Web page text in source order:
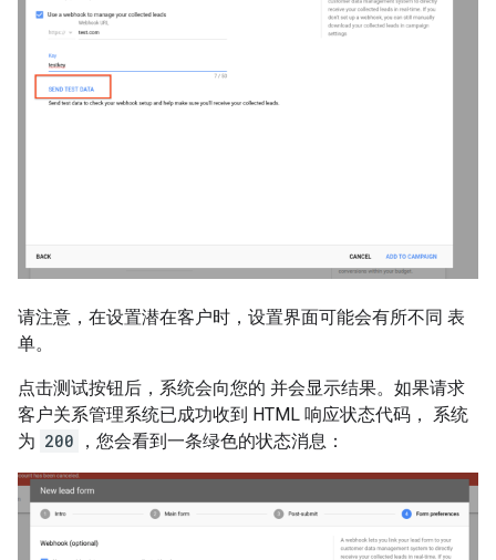
请注意，在设置潜在客户时，设置界面可能会有所不同 表
单。
点击测试按钮后，系统会向您的 并会显示结果。如果请求
客户关系管理系统已成功收到 HTML 响应状态代码， 系统
为 200 ，您会看到一条绿色的状态消息：